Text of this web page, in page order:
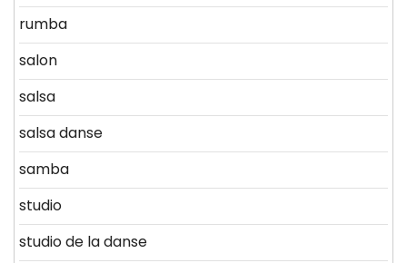
rumba
salon
salsa
salsa danse
samba
studio
studio de la danse